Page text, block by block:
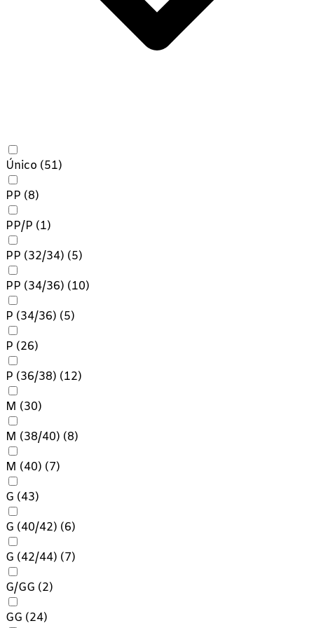
Único (51)
PP (8)
PP/P (1)
PP (32/34) (5)
PP (34/36) (10)
P (34/36) (5)
P (26)
P (36/38) (12)
M (30)
M (38/40) (8)
M (40) (7)
G (43)
G (40/42) (6)
G (42/44) (7)
G/GG (2)
GG (24)